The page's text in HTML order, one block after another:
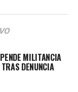
MILITANCIA
DENUNCIA